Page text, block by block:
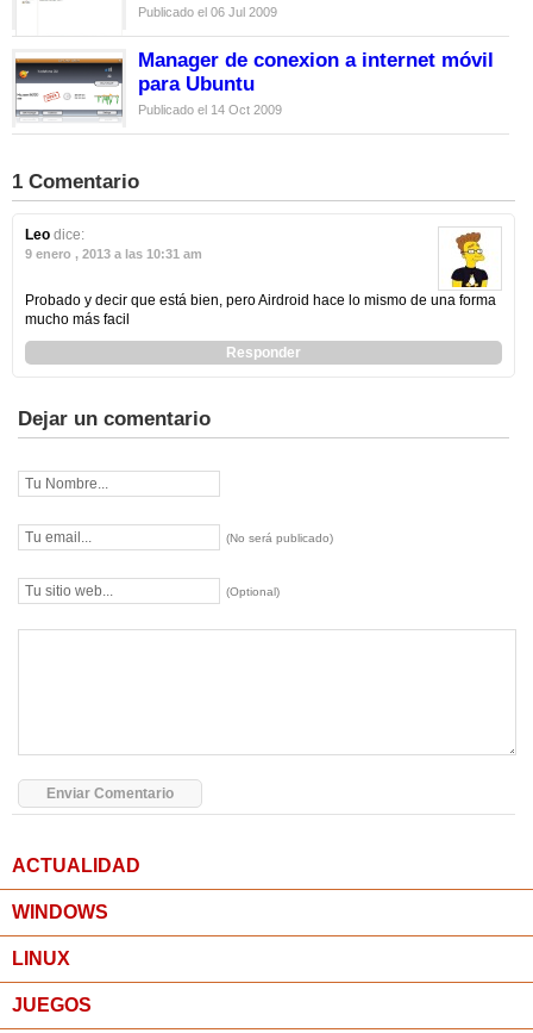
Publicado el 06 Jul 2009
Manager de conexion a internet móvil
para Ubuntu
Publicado el 14 Oct 2009
1 Comentario
Leo dice:
9 enero , 2013 a las 10:31 am
Probado y decir que está bien, pero Airdroid hace lo mismo de una forma
mucho más facil
Responder
Dejar un comentario
(No será publicado)
(Optional)
ACTUALIDAD
WINDOWS
LINUX
JUEGOS